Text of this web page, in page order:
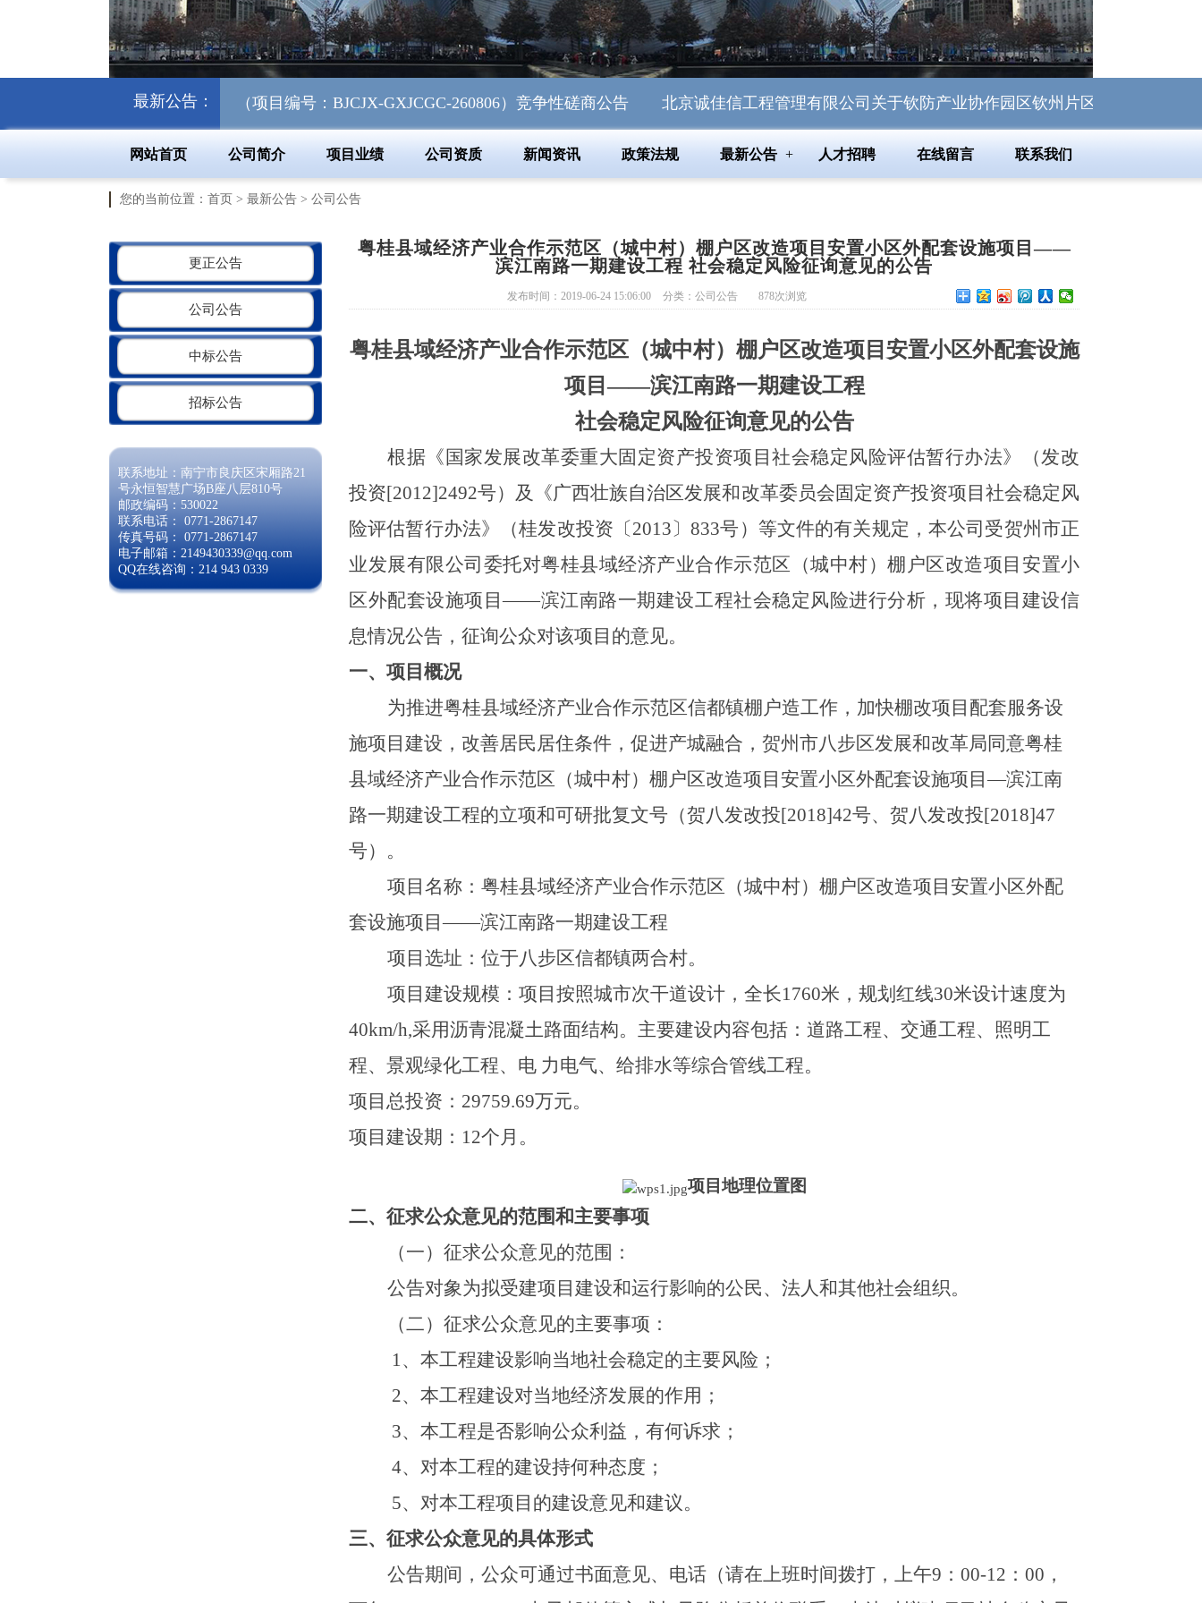
最新公告：
处理及资源化利用项目 （项目编号：BJCJX-GXJCGC-260806）竞争性磋商公告 北京诚佳信工程管理有限公司关于钦防产业协作园区钦州片区供电线路综合整治
网站首页 公司简介 项目业绩 公司资质 新闻资讯 政策法规 最新公告 人才招聘 在线留言 联系我们
您的当前位置： 首页 > 最新公告 > 公司公告
更正公告
公司公告
中标公告
招标公告
联系地址：南宁市良庆区宋厢路21
号永恒智慧广场B座八层810号
邮政编码：530022
联系电话： 0771-2867147
传真号码： 0771-2867147
电子邮箱：2149430339@qq.com
QQ在线咨询：214 943 0339
粤桂县域经济产业合作示范区（城中村）棚户区改造项目安置小区外配套设施项目——
滨江南路一期建设工程 社会稳定风险征询意见的公告
发布时间：2019-06-24 15:06:00 分类： 公司公告 878次浏览
粤桂县域经济产业合作示范区（城中村）棚户区改造项目安置小区外配套设施
项目——滨江南路一期建设工程
社会稳定风险征询意见的公告
根据《国家发展改革委重大固定资产投资项目社会稳定风险评估暂行办法》（发改
投资[2012]2492号）及《广西壮族自治区发展和改革委员会固定资产投资项目社会稳定风
险评估暂行办法》（桂发改投资〔2013〕833号）等文件的有关规定，本公司受贺州市正
业发展有限公司 委托对粤桂县域经济产业合作示范区（城中村）棚户区改造项目安置小
区外配套设施项目——滨江南路一期建设工程社会稳定风险进行分析，现将项目建设信
息情况公告，征询公众对该项目的意见。
一、项目概况
为推进粤桂县域经济产业合作示范区信都镇棚户造工作，加快棚改项目配套服务设
施项目建设，改善居民居住条件，促进产城融合 ，贺州市八步区发展和改革局同意粤桂
县域经济产业合作示范区（城中村）棚户区改造项目安置小区外配套设施项目—滨江南
路一期建设工程的立项和可研批复文号 （贺八发改投[2018]42号、 贺八发改投[2018]47
号）。
项目名称：粤桂县域经济产业合作示范区（城中村）棚户区改造项目安置小区外配
套设施项目——滨江南路一期建设工程
项目选址：位于八步区信都镇两合村。
项目建设规模： 项目按照城市次干道设计，全长1760米，规划红线30米设计速度为
40km/h,采用沥青混凝土路面结构。主要建设内容包括：道路工程、交通工程、照明工
程、景观绿化工程、电 力电气、给排水等综合管线工程。
项目总投资： 29759.69万元。
项目建设期： 12个月。
项目地理位置图
二、征求公众意见的范围和主要事项
（一） 征求公众意见的范围：
公告对象为拟受建项目建设和运行影响的公民、法人和其他社会组织。
（二）征求公众意见的主要事项：
1、本工程建设影响当地社会稳定的主要风险；
2、本工程建设对当地经济发展的作用；
3、本工程是否影响公众利益，有何诉求；
4、对本工程的建设持何种态度；
5、对本工程项目的建设意见和建议。
三、征求公众意见的具体形式
公告期间，公众可通过书面意见、电话（请在上班时间拨打，上午9：00-12： 00，